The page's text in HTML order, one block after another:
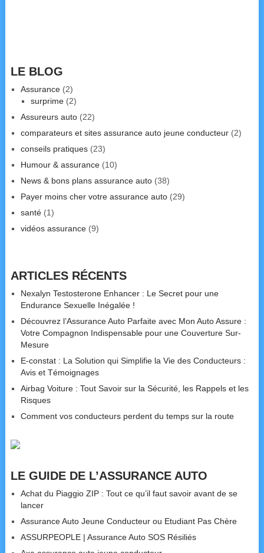
LE BLOG
Assurance(2)
surprime(2)
Assureurs auto(22)
comparateurs et sites assurance auto jeune conducteur(2)
conseils pratiques(23)
Humour & assurance(10)
News & bons plans assurance auto(38)
Payer moins cher votre assurance auto(29)
santé(1)
vidéos assurance(9)
ARTICLES RÉCENTS
Nexalyn Testosterone Enhancer : Le Secret pour une
Endurance Sexuelle Inégalée !
Découvrez l’Assurance Auto Parfaite avec Mon Auto Assure :
Votre Compagnon Indispensable pour une Couverture Sur-
Mesure
E-constat : La Solution qui Simplifie la Vie des Conducteurs :
Avis et Témoignages
Airbag Voiture : Tout Savoir sur la Sécurité, les Rappels et les
Risques
Comment vos conducteurs perdent du temps sur la route
LE GUIDE DE L’ASSURANCE AUTO
Achat du Piaggio ZIP : Tout ce qu’il faut savoir avant de se
lancer
Assurance Auto Jeune Conducteur ou Etudiant Pas Chère
ASSURPEOPLE | Assurance Auto SOS Résiliés